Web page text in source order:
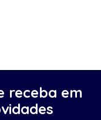
receba em